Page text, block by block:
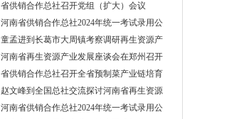
省供销合作总社召开党组（扩大）会议
河南省供销合作总社2024年统一考试录用公
童孟进到长葛市大周镇考察调研再生资源产
河南省再生资源产业发展座谈会在郑州召开
省供销合作总社召开全省预制菜产业链培育
赵文峰到全国总社交流探讨河南省再生资源
河南省供销合作总社2024年统一考试录用公